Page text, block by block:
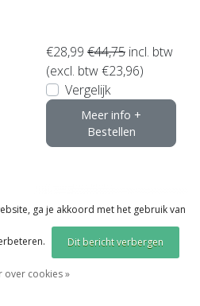
€28,99 €44,75 incl. btw
(excl. btw €23,96)
Vergelijk
Meer info +
Bestellen
ga je akkoord met het gebruik van
Dit bericht verbergen
over cookies »